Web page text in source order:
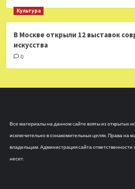
Культура
В Москве открыли 12 выставок
искусства
0
Все материалы на данном сайте взяты из открытых
исключительно в ознакомительных целях. Права на
владельцам. Администрация сайта
несет.